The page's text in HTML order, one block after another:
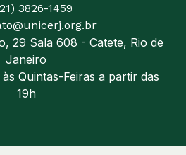
3826-1459
29 Sala 608 - Catete, Rio de
Janeiro
Quintas-Feiras a partir das
19h